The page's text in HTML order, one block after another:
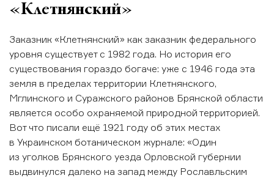
«Клетнянский»
Заказник «Клетнянский» как заказник федерального
уровня существует с 1982 года. Но история его
существования гораздо богаче: уже с 1946 года эта
земля в пределах территории Клетнянского,
Мглинского и Суражского районов Брянской области
является особо охраняемой природной территорией.
Вот что писали ещё 1921 году об этих местах
в Украинском ботаническом журнале: «Один
из уголков Брянского уезда Орловской губернии
выдвинулся далеко на запад между Рославльским